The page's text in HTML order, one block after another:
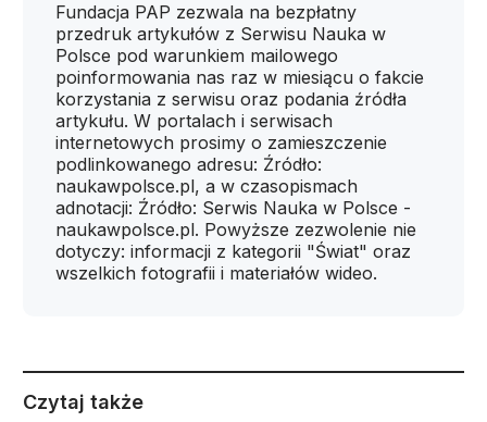
Fundacja PAP zezwala na bezpłatny
przedruk artykułów z Serwisu Nauka w
Polsce pod warunkiem mailowego
poinformowania nas raz w miesiącu o fakcie
korzystania z serwisu oraz podania źródła
artykułu. W portalach i serwisach
internetowych prosimy o zamieszczenie
podlinkowanego adresu: Źródło:
naukawpolsce.pl, a w czasopismach
adnotacji: Źródło: Serwis Nauka w Polsce -
naukawpolsce.pl. Powyższe zezwolenie nie
dotyczy: informacji z kategorii "Świat" oraz
wszelkich fotografii i materiałów wideo.
Czytaj także